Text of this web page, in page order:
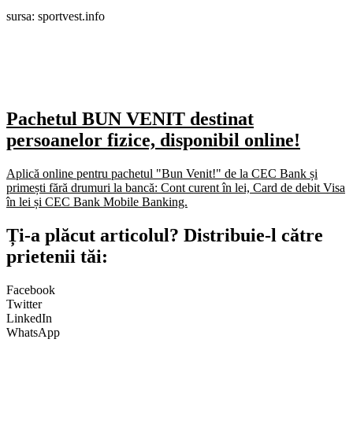
sursa: sportvest.info
Pachetul BUN VENIT destinat
persoanelor fizice, disponibil online!
Aplică online pentru pachetul "Bun Venit!" de la CEC Bank și
primești fără drumuri la bancă: Cont curent în lei, Card de debit Visa
în lei și CEC Bank Mobile Banking.​
Ți-a plăcut articolul? Distribuie-l către
prietenii tăi:
Facebook
Twitter
LinkedIn
WhatsApp